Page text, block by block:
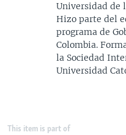
Universidad de
Hizo parte del
programa de
Colombia.
la Sociedad
Universidad
This item is part of